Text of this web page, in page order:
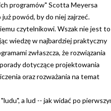
programów" Scotta Meyersa
powód, by do niej zajrzeć.
czytelnikowi. Wszak nie jest to
wiedzę w najbardziej praktyczny
zwłaszcza, że rozwiązania
dotyczące projektowania
oraz rozważania na temat
a lud -- jak widać po